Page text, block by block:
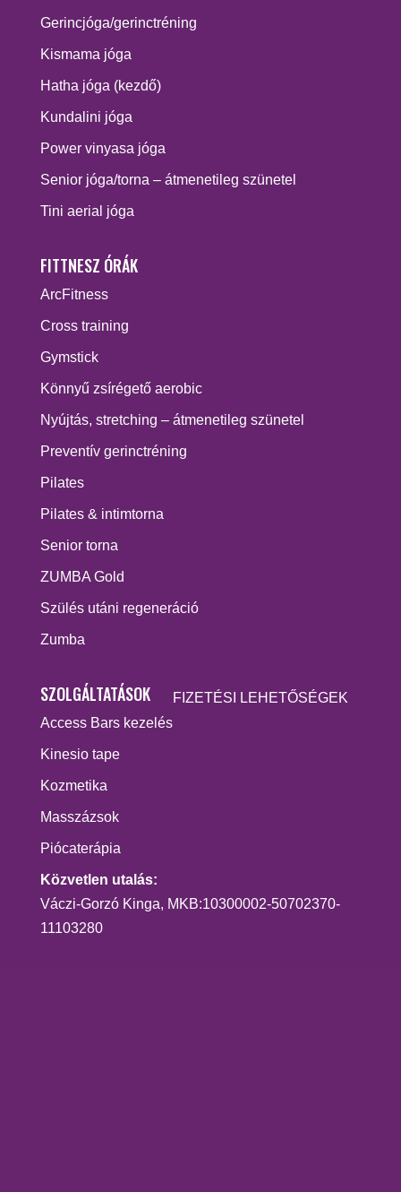
Gerincjóga/gerinctréning
Kismama jóga
Hatha jóga (kezdő)
Kundalini jóga
Power vinyasa jóga
Senior jóga/torna – átmenetileg szünetel
Tini aerial jóga
FITTNESZ ÓRÁK
ArcFitness
Cross training
Gymstick
Könnyű zsírégető aerobic
Nyújtás, stretching – átmenetileg szünetel
Preventív gerinctréning
Pilates
Pilates & intimtorna
Senior torna
ZUMBA Gold
Szülés utáni regeneráció
Zumba
SZOLGÁLTATÁSOK
Access Bars kezelés
Kinesio tape
Kozmetika
Masszázsok
Piócaterápia
FIZETÉSI LEHETŐSÉGEK
Közvetlen utalás:
Váczi-Gorzó Kinga, MKB:10300002-50702370-
11103280